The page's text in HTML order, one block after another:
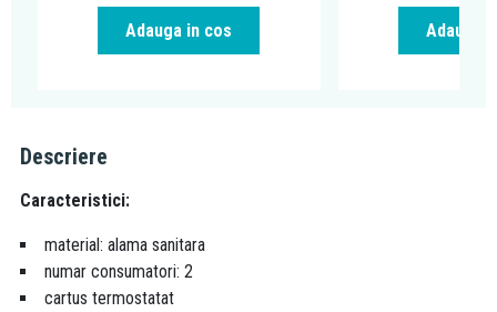
Adauga in cos Adauga
Descriere
Caracteristici:
material: alama sanitara
numar consumatori: 2
cartus termostatat